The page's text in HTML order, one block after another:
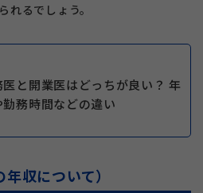
れるでしょう。
医と開業医はどっちが良い？ 年
勤務時間などの違い
収について）